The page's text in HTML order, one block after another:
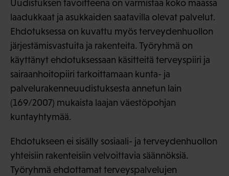
Uudistuksen tavoitteena on varmistaa koko maassa
laadukkaat ja asukkaiden saatavilla olevat palvelut.
Ehdotuksessa on kuvattu myös terveydenhuollon
järjestämisvastuita ja rakenteita. Työryhmä on
käyttänyt ehdotuksessaan käsitteitä terveyspiiri ja
sairaanhoitopiiri tarkoittamaan kunta- ja
palvelurakenneuudistuksesta annetun lain
(169/2007) mukaista laajan väestöpohjan
kuntayhtymää.
Ehdotukseen ei sisälly sosiaali- ja terveydenhuollon
yhteisiin rakenteisiin velvoittavia säännöksiä.
Työryhmä ehdottamat terveyspalvelujen